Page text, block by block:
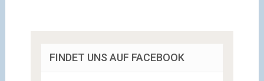
FINDET UNS AUF FACEBOOK